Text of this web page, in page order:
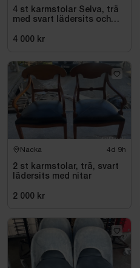
4 st karmstolar Selva, trä
med svart lädersits och
4 000 kr
Nacka 4d 9h
2 st karmstolar, trä, svart
lädersits med nitar
2 000 kr